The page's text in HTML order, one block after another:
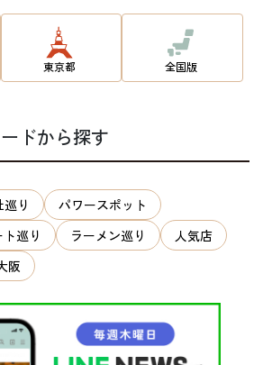
東京都 全国版
ドから探す
り
パワースポット
巡り ラーメン巡り
人気店
阪